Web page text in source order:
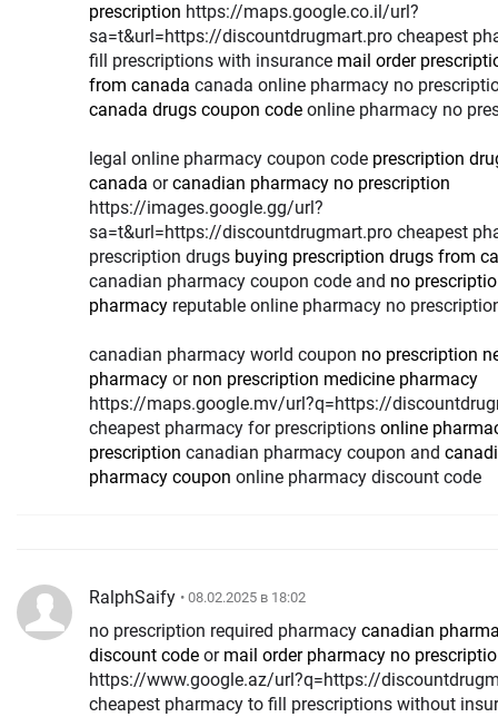
prescription
sa=t&url=https://discountdrugmart.pro cheapest
fill prescriptions with insurance mail order
from canada canada online pharmacy no
canada drugs coupon code online pharmacy no
legal online pharmacy coupon code prescription
canada orcanadian pharmacy no prescription
https://images.google.gg/url?
sa=t&url=https://discountdrugmart.pro cheapest
prescription drugs buying prescription drugs from
canadian pharmacy coupon code and no
pharmacy reputable online pharmacy no
canadian pharmacy world coupon no prescription
pharmacy or non prescription medicine pharmacy
https://maps.google.mv/url?q=https://
cheapest pharmacy for prescriptions online
prescription canadian pharmacy coupon and
pharmacy coupon online pharmacy discount code
RalphSaify • 08.02.2025 в 18:02
no prescription required pharmacy canadian
discount code or mail order pharmacy no
https://www.google.az/url?q=https://
cheapest pharmacy to fill prescriptions without